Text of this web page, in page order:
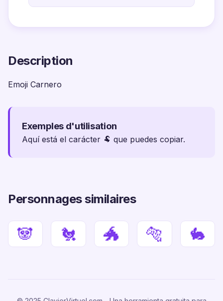
Description
Emoji Carnero
Exemples d'utilisation
Aquí está el carácter 🐏 que puedes copiar.
Personnages similaires
🐼 🐔 🐲 🐅 🐇